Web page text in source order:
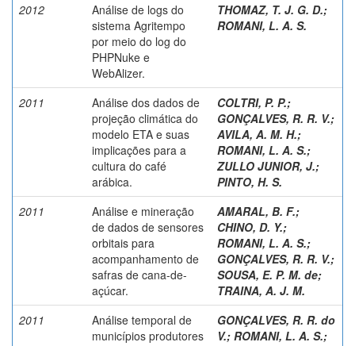
2012
Análise de logs do
sistema Agritempo
por meio do log do
PHPNuke e
WebAlizer.
THOMAZ, T. J. G. D.;
ROMANI, L. A. S.
2011
Análise dos dados de
projeção climática do
modelo ETA e suas
implicações para a
cultura do café
arábica.
COLTRI, P. P.;
GONÇALVES, R. R. V.;
AVILA, A. M. H.;
ROMANI, L. A. S.;
ZULLO JUNIOR, J.;
PINTO, H. S.
2011
Análise e mineração
de dados de sensores
orbitais para
acompanhamento de
safras de cana-de-
açúcar.
AMARAL, B. F.;
CHINO, D. Y.;
ROMANI, L. A. S.;
GONÇALVES, R. R. V.;
SOUSA, E. P. M. de;
TRAINA, A. J. M.
2011
Análise temporal de
municípios produtores
GONÇALVES, R. R. do
V.; ROMANI, L. A. S.;